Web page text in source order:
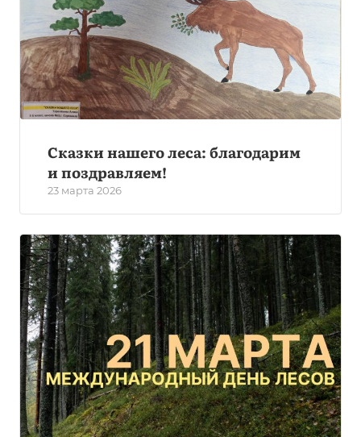
Сказки нашего леса: благодарим
и поздравляем!
23 марта 2026